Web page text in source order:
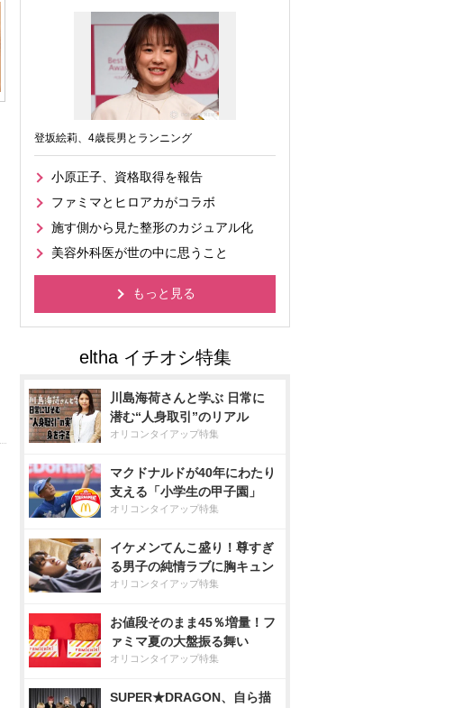
登坂絵莉、4歳長男とランニング
小原正子、資格取得を報告
ファミマとヒロアカがコラボ
施す側から見た整形のカジュアル化
美容外科医が世の中に思うこと
もっと見る
川島海荷さんと学ぶ 日常に
潜む“人身取引”のリアル
オリコンタイアップ特集
マクドナルドが40年にわたり
支える「小学生の甲子園」
オリコンタイアップ特集
イケメンてんこ盛り！尊すぎ
る男子の純情ラブに胸キュン
オリコンタイアップ特集
お値段そのまま45％増量！フ
ァミマ夏の大盤振る舞い
オリコンタイアップ特集
SUPER★DRAGON、自ら描